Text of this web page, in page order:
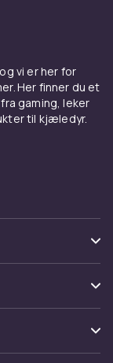
generell
og
bruk
og enkel
vi er her for
Her finner du et
gaming, leker
til kjæledyr.